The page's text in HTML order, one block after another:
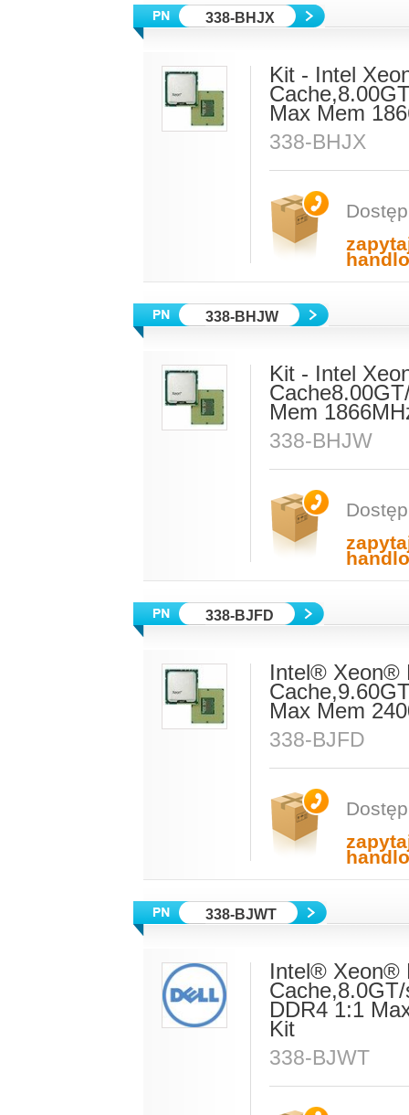
338-BHJX
Kit - Intel
Max Mem
338-BHJX
338-BHJW
Kit - Intel
Mem
338-BHJW
338-BJFD
Intel® Xeon®
Max Mem
338-BJFD
338-BJWT
Intel® Xeon®
DDR4 1:1
Kit
338-BJWT